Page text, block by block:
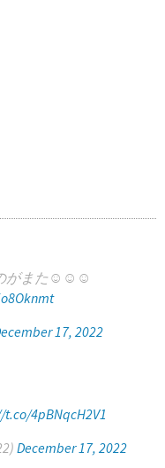
がまた☺️☺️☺️
17, 2022
4pBNqcH2V1
December 17, 2022